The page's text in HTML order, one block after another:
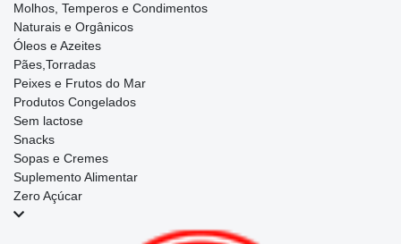
Molhos, Temperos e Condimentos
Naturais e Orgânicos
Óleos e Azeites
Pães,Torradas
Peixes e Frutos do Mar
Produtos Congelados
Sem lactose
Snacks
Sopas e Cremes
Suplemento Alimentar
Zero Açúcar